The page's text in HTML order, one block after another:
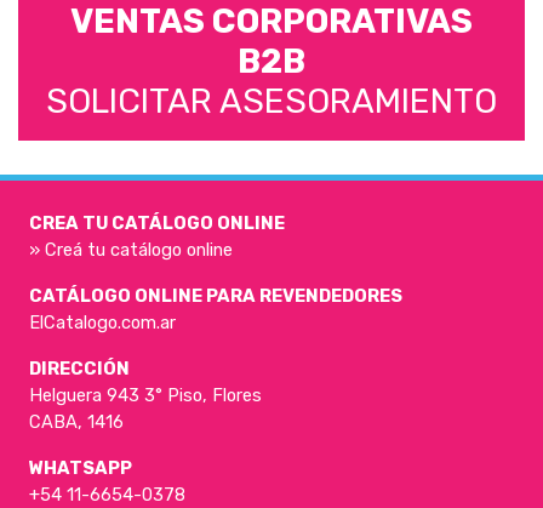
VENTAS CORPORATIVAS
B2B
SOLICITAR ASESORAMIENTO
CREA TU CATÁLOGO ONLINE
» Creá tu catálogo online
CATÁLOGO ONLINE PARA REVENDEDORES
ElCatalogo.com.ar
DIRECCIÓN
Helguera 943 3° Piso, Flores
CABA, 1416
WHATSAPP
+54 11-6654-0378